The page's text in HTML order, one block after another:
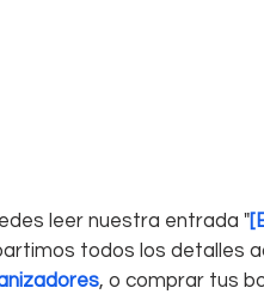
leer nuestra entrada "
todos los detalles
, o comprar tus